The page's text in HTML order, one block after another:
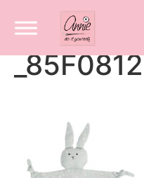
_85F0812